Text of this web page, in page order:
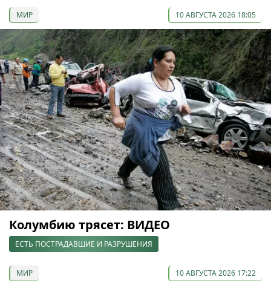
МИР 10 АВГУСТА 2026 18:05
Колумбию трясет: ВИДЕО
ЕСТЬ ПОСТРАДАВШИЕ И РАЗРУШЕНИЯ
МИР 10 АВГУСТА 2026 17:22